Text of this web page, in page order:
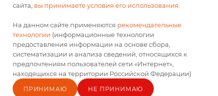
СОГЛАСИЕ НА ОБРАБОТКУ ПЕРСОНАЛЬНЫХ ДАННЫХ
ЦЕФЕЙ ХОРЕКА 2026 © ИП Иванов Олег Николаевич
сайта, вы принимаете условия его использования.
На данном сайте применяются рекомендательные
технологии (информационные технологии
предоставления информации на основе сбора,
систематизации и анализа сведений, относящихся к
предпочтениям пользователей сети «Интернет»,
находящихся на территории Российской Федерации)
ПРИНИМАЮ НЕ ПРИНИМАЮ